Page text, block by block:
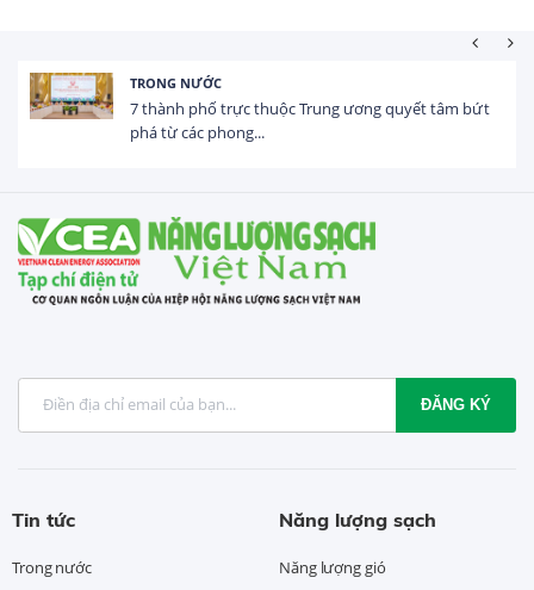
HOẠT ĐỘNG ĐẦU TƯ
Tổng vốn FDI đăng ký vào Việt Nam đạt gần 25 tỷ
USD trong 5 tháng...
ĐĂNG KÝ
Tin tức
Trong nước
Năng lượng sạch
Năng lượng gió